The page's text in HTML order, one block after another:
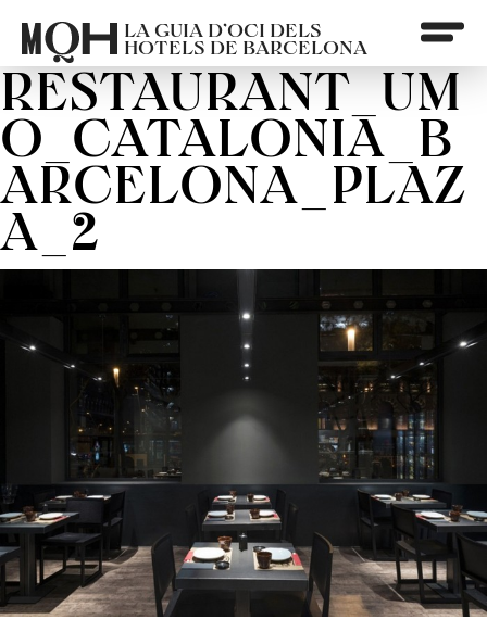
LA GUIA D’OCI DELS
HOTELS DE BARCELONA
RESTAURANT_UM
O_CATALONIA_B
ARCELONA_PLAZ
A_2